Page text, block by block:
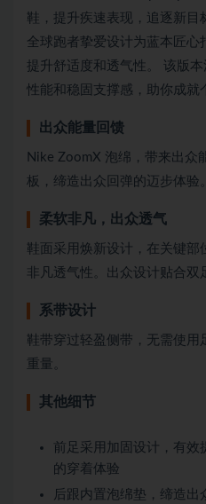
鞋，提升疾速表现，追逐新目
全球跑者挚爱设计为蓝本匠心
提升舒适度和透气性。 该版
性能和稳固支撑感，助你成就
出众能量回馈
Nike ZoomX 泡绵，带来出众
板，缔造出众回弹的迈步体验。
柔软非凡，出众透气
鞋面采用焕新设计，在关键部
非凡透气性。出众设计贴合双
系带设计
鞋带穿过轻盈侧带，无需使用
重量。
其他细节
前足采用加固设计，有效
的穿着体验
后跟内置泡绵垫，缔造出